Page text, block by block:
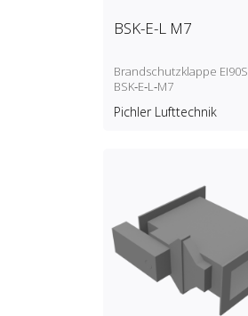
BSK-E-L M7
Brandschutzklappe EI90S
BSK‑E‑L‑M7
Pichler Lufttechnik